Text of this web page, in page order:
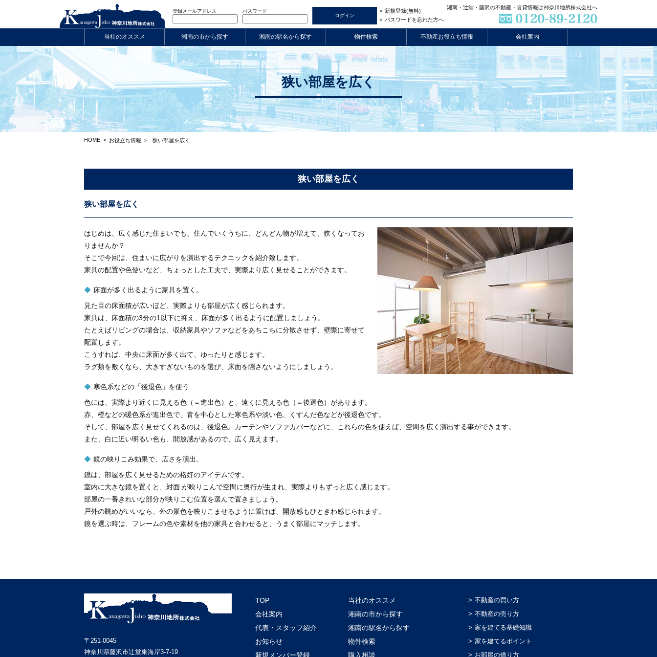
登録メールアドレス パスワード
新規登録(無料)
パスワードを忘れた方へ
湘南・辻堂・藤沢の不動産・賃貸情報は神奈川地所株式会社へ
当社のオススメ 湘南の市から探す 湘南の駅名から探す 物件検索 不動産お役立ち情報 会社案内
狭い部屋を広く
HOME > お役立ち情報 > 狭い部屋を広く
狭い部屋を広く
狭い部屋を広く
はじめは、広く感じた住まいでも、住んでいくうちに、どんどん物が増えて、狭くなってお
りませんか？
そこで今回は、住まいに広がりを演出するテクニックを紹介致します。
家具の配置や色使いなど、ちょっとした工夫で、実際より広く見せることができます。
床面が多く出るように家具を置く。
見た目の床面積が広いほど、実際よりも部屋が広く感じられます。
家具は、床面積の3分の1以下に抑え、床面が多く出るように配置しましょう。
たとえばリビングの場合は、収納家具やソファなどをあちこちに分散させず、壁際に寄せて
配置します。
こうすれば、中央に床面が多く出て、ゆったりと感じます。
ラグ類を敷くなら、大きすぎないものを選び、床面を隠さないようにしましょう。
寒色系などの「後退色」を使う
色には、実際より近くに見える色（＝進出色）と、遠くに見える色（＝後退色）があります。
赤、橙などの暖色系が進出色で、青を中心とした寒色系や淡い色、くすんだ色などが後退色です。
そして、部屋を広く見せてくれるのは、後退色。カーテンやソファカバーなどに、これらの色を使えば、空間を広く演出する事ができます。
また、白に近い明るい色も、開放感があるので、広く見えます。
鏡の映りこみ効果で、広さを演出。
鏡は、部屋を広く見せるための格好のアイテムです。
室内に大きな鏡を置くと、対面 が映りこんで空間に奥行が生まれ、実際よりもずっと広く感じます。
部屋の一番きれいな部分が映りこむ位置を選んで置きましょう。
戸外の眺めがいいなら、外の景色を映りこませるように置けば、開放感もひときわ感じられます。
鏡を選ぶ時は、フレームの色や素材を他の家具と合わせると、うまく部屋にマッチします。
〒251-0045
神奈川県藤沢市辻堂東海岸3-7-19
TOP
会社案内
代表・スタッフ紹介
お知らせ
新規メンバー登録
当社のオススメ
湘南の市から探す
湘南の駅名から探す
物件検索
購入相談
不動産の買い方
不動産の売り方
家を建てる基礎知識
家を建てるポイント
お部屋の借り方